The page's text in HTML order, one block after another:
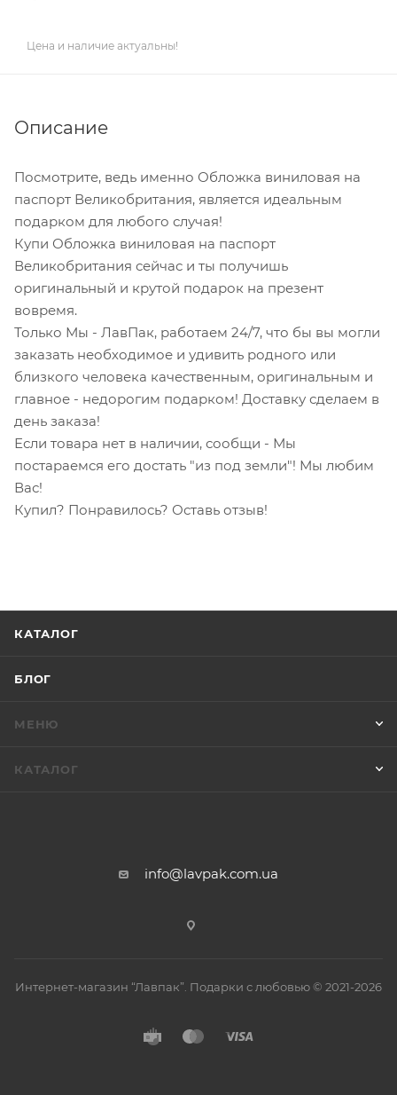
Цена и наличие актуальны!
Описание
Посмотрите, ведь именно Обложка виниловая на
паспорт Великобритания, является идеальным
подарком для любого случая!
Купи Обложка виниловая на паспорт
Великобритания сейчас и ты получишь
оригинальный и крутой подарок на презент
вовремя.
Только Мы - ЛавПак, работаем 24/7, что бы вы могли
заказать необходимое и удивить родного или
близкого человека качественным, оригинальным и
главное - недорогим подарком! Доставку сделаем в
день заказа!
Если товара нет в наличии, сообщи - Мы
постараемся его достать "из под земли"! Мы любим
Вас!
Купил? Понравилось? Оставь отзыв!
КАТАЛОГ
БЛОГ
МЕНЮ
КАТАЛОГ
info@lavpak.com.ua
Интернет-магазин “Лавпак”. Подарки с любовью © 2021-2026